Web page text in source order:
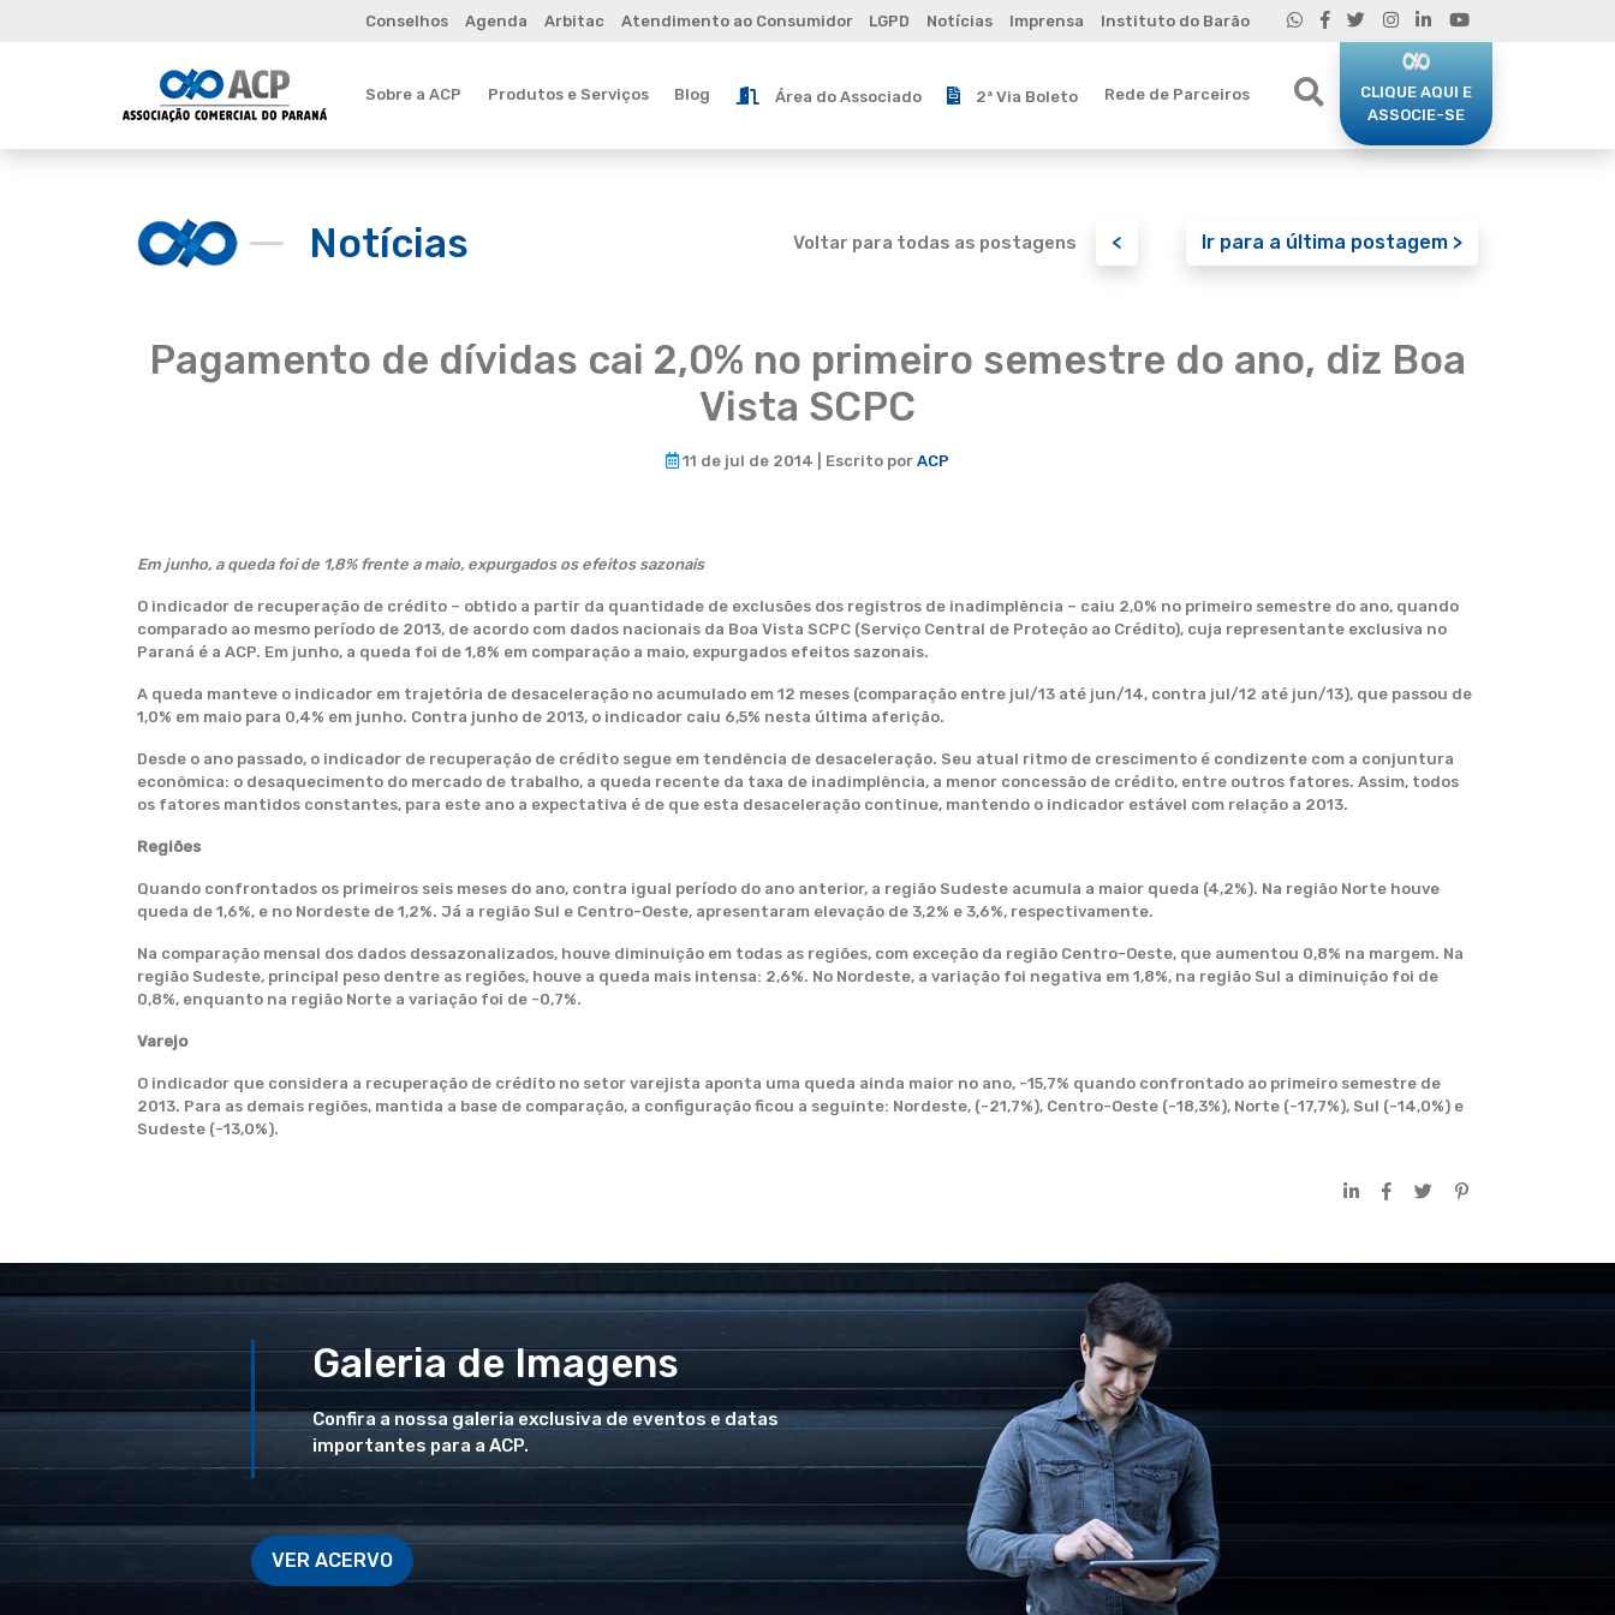
Conselhos Agenda Arbitac Atendimento ao Consumidor LGPD Notícias Imprensa Instituto do Barão
Sobre a ACP Produtos e Serviços Blog Área do Associado 2ª Via Boleto Rede de Parceiros
CLIQUE AQUI E
ASSOCIE-SE
Notícias Voltar para todas as postagens < Ir para a última postagem >
Pagamento de dívidas cai 2,0% no primeiro semestre do ano, diz Boa
Vista SCPC
11 de jul de 2014 | Escrito por ACP
Em junho, a queda foi de 1,8% frente a maio, expurgados os efeitos sazonais
O indicador de recuperação de crédito – obtido a partir da quantidade de exclusões dos registros de inadimplência – caiu 2,0% no primeiro semestre do ano, quando
comparado ao mesmo período de 2013, de acordo com dados nacionais da Boa Vista SCPC (Serviço Central de Proteção ao Crédito), cuja representante exclusiva no
Paraná é a ACP. Em junho, a queda foi de 1,8% em comparação a maio, expurgados efeitos sazonais.
A queda manteve o indicador em trajetória de desaceleração no acumulado em 12 meses (comparação entre jul/13 até jun/14, contra jul/12 até jun/13), que passou de
1,0% em maio para 0,4% em junho. Contra junho de 2013, o indicador caiu 6,5% nesta última aferição.
Desde o ano passado, o indicador de recuperação de crédito segue em tendência de desaceleração. Seu atual ritmo de crescimento é condizente com a conjuntura
econômica: o desaquecimento do mercado de trabalho, a queda recente da taxa de inadimplência, a menor concessão de crédito, entre outros fatores. Assim, todos
os fatores mantidos constantes, para este ano a expectativa é de que esta desaceleração continue, mantendo o indicador estável com relação a 2013.
Regiões
Quando confrontados os primeiros seis meses do ano, contra igual período do ano anterior, a região Sudeste acumula a maior queda (4,2%). Na região Norte houve
queda de 1,6%, e no Nordeste de 1,2%. Já a região Sul e Centro-Oeste, apresentaram elevação de 3,2% e 3,6%, respectivamente.
Na comparação mensal dos dados dessazonalizados, houve diminuição em todas as regiões, com exceção da região Centro-Oeste, que aumentou 0,8% na margem. Na
região Sudeste, principal peso dentre as regiões, houve a queda mais intensa: 2,6%. No Nordeste, a variação foi negativa em 1,8%, na região Sul a diminuição foi de
0,8%, enquanto na região Norte a variação foi de -0,7%.
Varejo
O indicador que considera a recuperação de crédito no setor varejista aponta uma queda ainda maior no ano, -15,7% quando confrontado ao primeiro semestre de
2013. Para as demais regiões, mantida a base de comparação, a configuração ficou a seguinte: Nordeste, (-21,7%), Centro-Oeste (-18,3%), Norte (-17,7%), Sul (-14,0%) e
Sudeste (-13,0%).
Galeria de Imagens
Confira a nossa galeria exclusiva de eventos e datas
importantes para a ACP.
VER ACERVO